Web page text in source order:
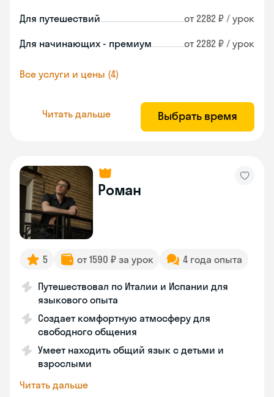
Для путешествий от 2282 ₽ / урок
Для начинающих - премиум от 2282 ₽ / урок
Все услуги и цены (4)
Читать дальше Выбрать время
Роман
5 от 1590 ₽ за урок 4 года опыта
Путешествовал по Италии и Испании для
языкового опыта
Создает комфортную атмосферу для
свободного общения
Умеет находить общий язык с детьми и
взрослыми
Читать дальше